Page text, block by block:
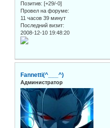
Позитив: [+29/-0]
Провел на форуме:
11 часов 39 минут
Последний визит:
2008-12-10 19:48:20
Fannetti(^___^)
Администратор